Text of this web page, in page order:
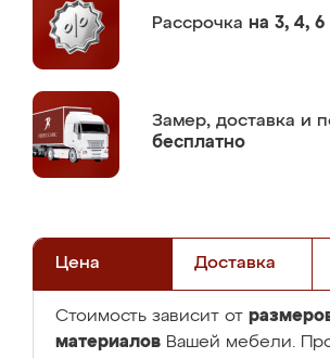
Рассрочка на 3, 4,
Замер, доставка и
бесплатно
Цена Доставка
Стоимость зависит от
материалов Вашей мебели.